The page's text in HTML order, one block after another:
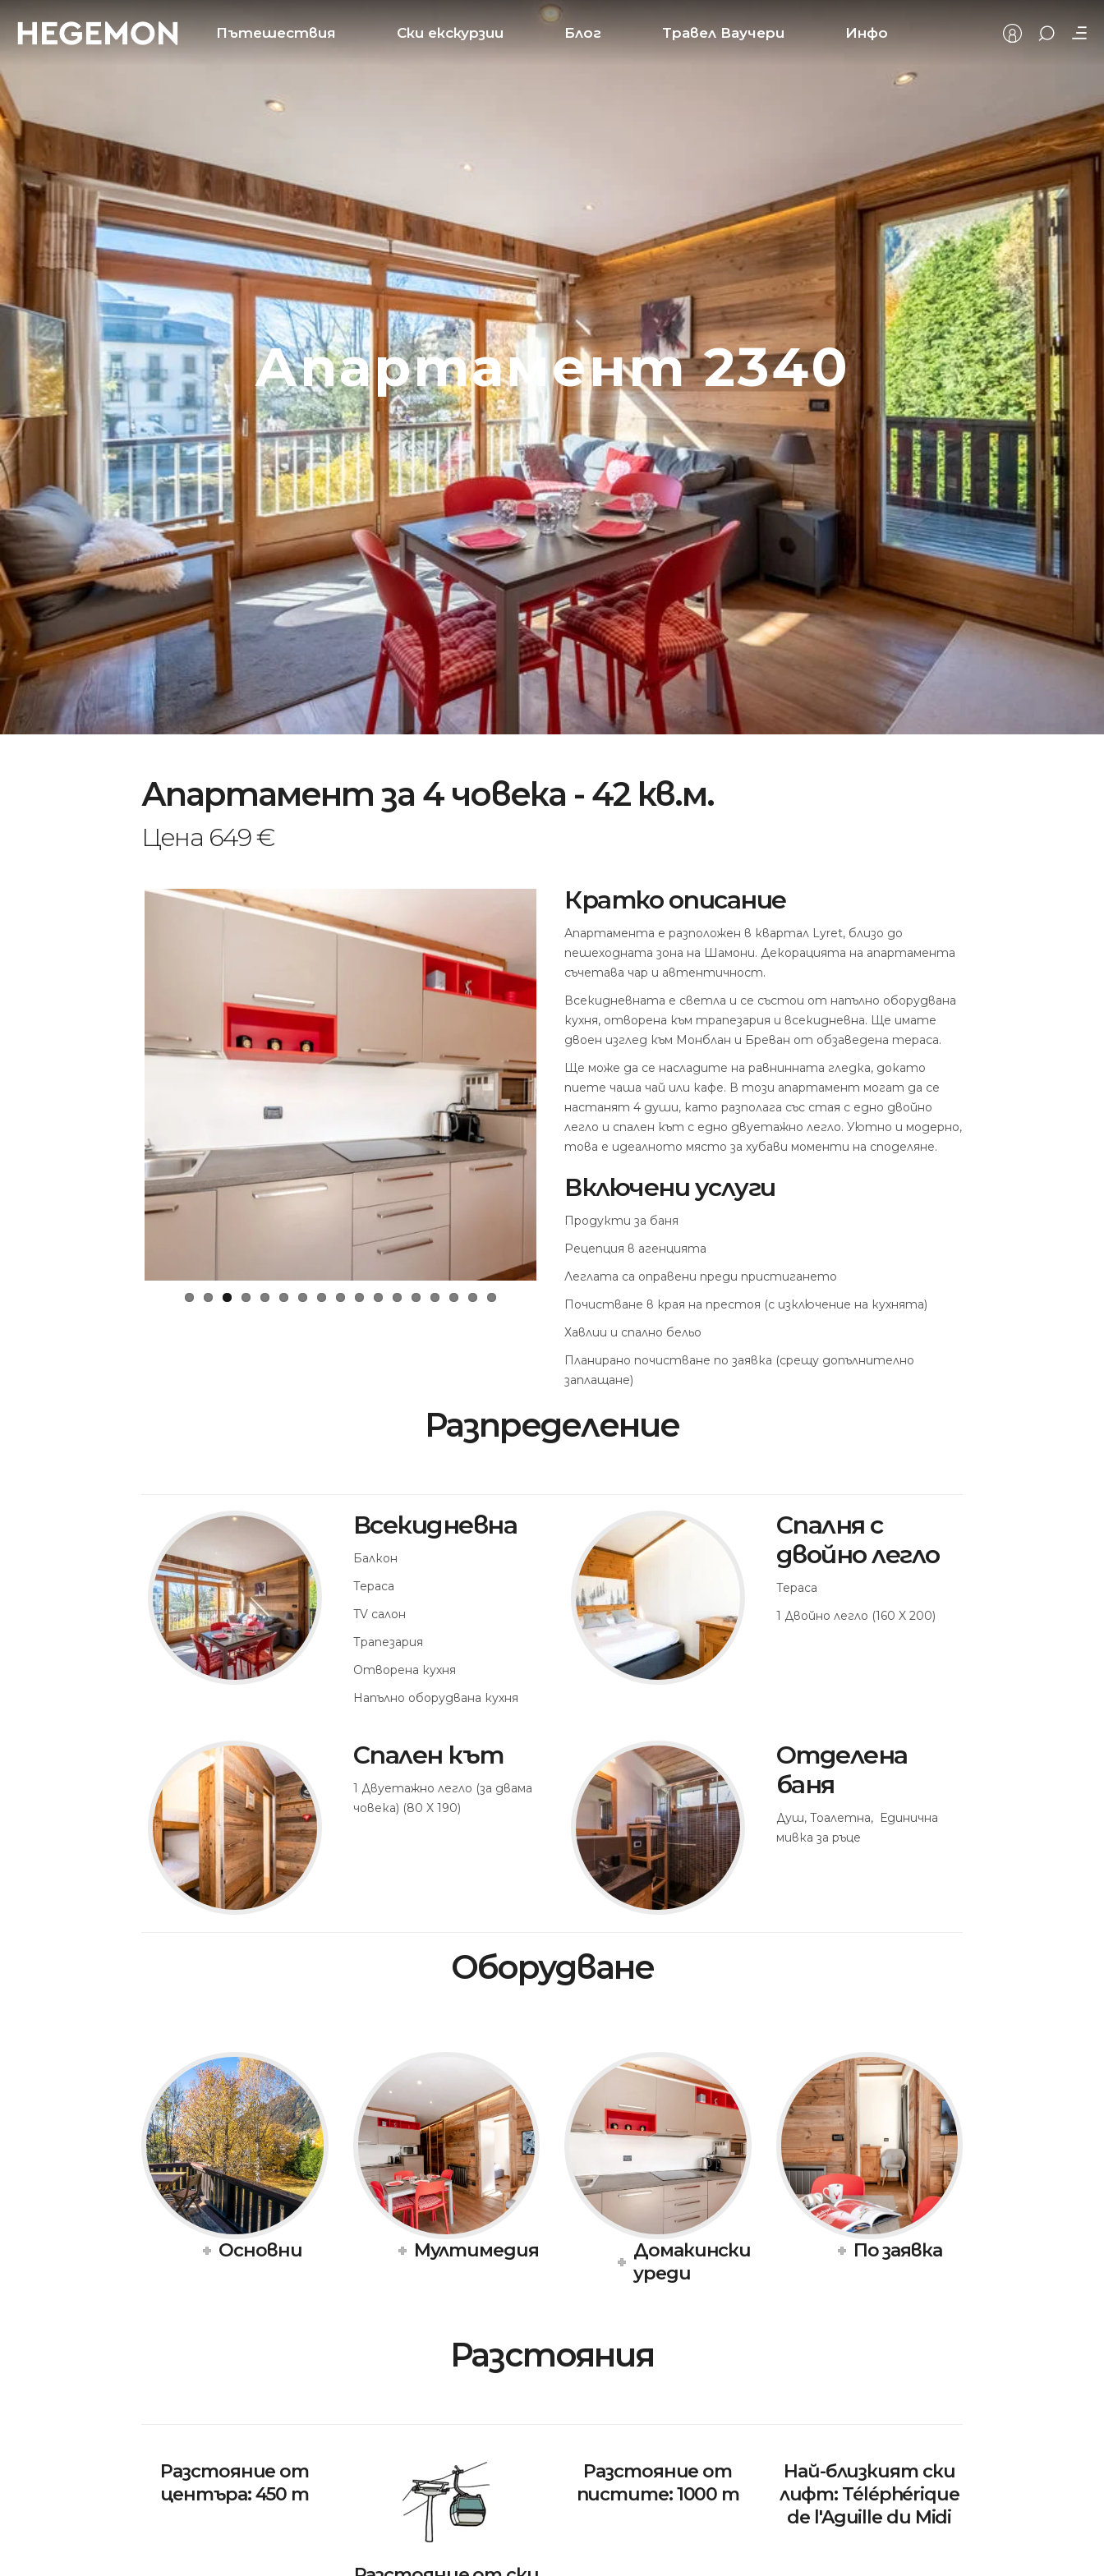
Пътешествия Ски екскурзии Блог Травел Ваучери Инфо
Апартамент 2340
Апартамент за 4 човека - 42 кв.м.
Цена 649 €
Кратко описание
Апартамента е разположен в квартал Lyret, близо до
пешеходната зона на Шамони. Декорацията на апартамента
съчетава чар и автентичност.
Всекидневната е светла и се състои от напълно оборудвана
кухня, отворена към трапезария и всекидневна. Ще имате
двоен изглед към Монблан и Бреван от обзаведена тераса.
Ще може да се насладите на равнинната гледка, докато
пиете чаша чай или кафе. В този апартамент могат да се
настанят 4 души, като разполага със стая с едно двойно
легло и спален кът с едно двуетажно легло. Уютно и модерно,
това е идеалното място за хубави моменти на споделяне.
Включени услуги
Продукти за баня
Рецепция в агенцията
Леглата са оправени преди пристигането
Почистване в края на престоя (с изключение на кухнята)
Хавлии и спално бельо
Планирано почистване по заявка (срещу допълнително
заплащане)
Разпределение
Всекидневна
Балкон
Тераса
TV салон
Трапезария
Отворена кухня
Напълно оборудвана кухня
Спалня с
двойно легло
Тераса
1 Двойно легло (160 X 200)
Спален кът
1 Двуетажно легло (за двама
човека) (80 X 190)
Отделена
баня
Душ, Тоалетна, Единична
мивка за ръце
Оборудване
Основни Мултимедия
Домакински
уреди
По заявка
Разстояния
Разстояние от
центъра: 450 m
Разстояние от
пистите: 1000 m
Най-близкият ски
лифт: Téléphérique
de l'Aguille du Midi